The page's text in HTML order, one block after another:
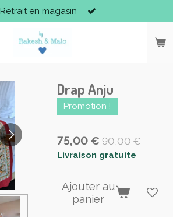
Retrait en magasin
Drap Anju
Promotion !
75,00 € 90,00 €
Livraison gratuite
Ajouter au
panier